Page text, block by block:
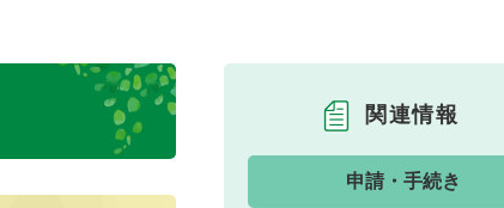
関連情報
申請・手続き